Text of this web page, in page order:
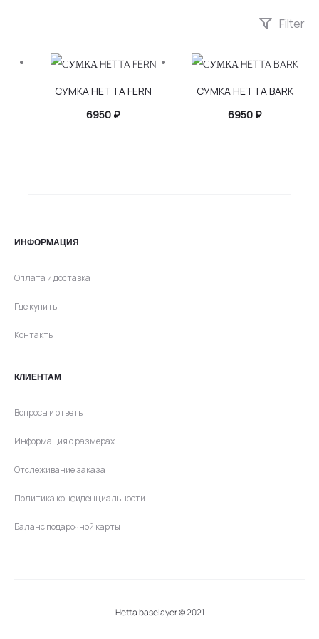
Filter
СУМКА HETTA FERN
6950 ₽
СУМКА HETTA BARK
6950 ₽
ИНФОРМАЦИЯ
Оплата и доставка
Где купить
Контакты
КЛИЕНТАМ
Вопросы и ответы
Информация о размерах
Отслеживание заказа
Политика конфиденциальности
Баланс подарочной карты
Hetta baselayer © 2021